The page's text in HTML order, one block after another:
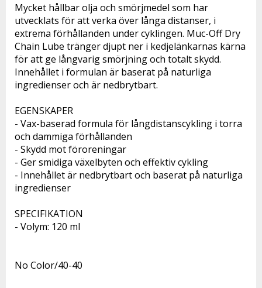
Mycket hållbar olja och smörjmedel som har
utvecklats för att verka över långa distanser, i
extrema förhållanden under cyklingen. Muc-Off Dry
Chain Lube tränger djupt ner i kedjelänkarnas kärna
för att ge långvarig smörjning och totalt skydd.
Innehållet i formulan är baserat på naturliga
ingredienser och är nedbrytbart.
EGENSKAPER
- Vax-baserad formula för långdistanscykling i torra
och dammiga förhållanden
- Skydd mot föroreningar
- Ger smidiga växelbyten och effektiv cykling
- Innehållet är nedbrytbart och baserat på naturliga
ingredienser
SPECIFIKATION
- Volym: 120 ml
No Color/40-40